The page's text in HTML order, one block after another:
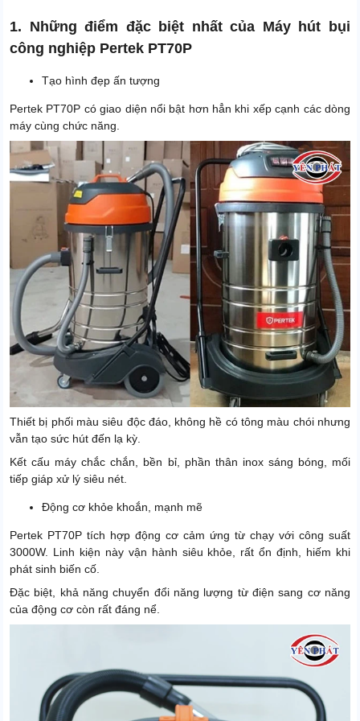
1. Những điểm đặc biệt nhất của Máy hút bụi
công nghiệp Pertek PT70P
Tạo hình đẹp ấn tượng
Pertek PT70P có giao diện nổi bật hơn hẳn khi xếp cạnh các dòng
máy cùng chức năng.
Thiết bị phối màu siêu độc đáo, không hề có tông màu chói nhưng
vẫn tạo sức hút đến lạ kỳ.
Kết cấu máy chắc chắn, bền bỉ, phần thân inox sáng bóng, mối
tiếp giáp xử lý siêu nét.
Động cơ khỏe khoắn, mạnh mẽ
Pertek PT70P tích hợp động cơ cảm ứng từ chạy với công suất
3000W. Linh kiện này vận hành siêu khỏe, rất ổn định, hiếm khi
phát sinh biến cố.
Đặc biệt, khả năng chuyển đổi năng lượng từ điện sang cơ năng
của động cơ còn rất đáng nể.